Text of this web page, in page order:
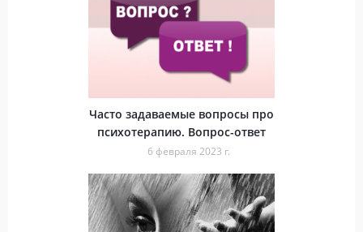
Часто задаваемые вопросы про
психотерапию. Вопрос-ответ
6 февраля 2023 г.